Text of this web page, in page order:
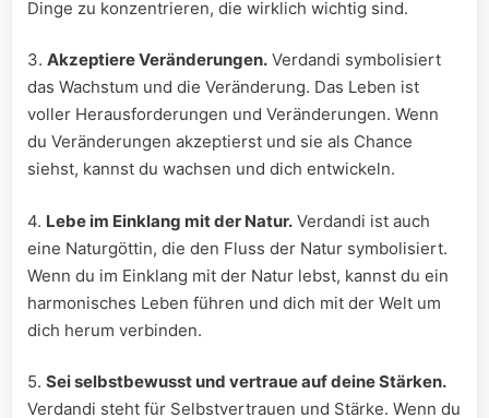
Dinge zu konzentrieren, die wirklich wichtig sind.
3. Akzeptiere Veränderungen. Verdandi symbolisiert
das Wachstum und die Veränderung. Das Leben ist
voller Herausforderungen und Veränderungen. Wenn
du Veränderungen akzeptierst und sie als Chance
siehst, kannst du wachsen und dich entwickeln.
4. Lebe im Einklang mit der Natur. Verdandi ist auch
eine Naturgöttin, die den Fluss der Natur symbolisiert.
Wenn du im Einklang mit der Natur lebst, kannst du ein
harmonisches Leben führen und dich mit der Welt um
dich herum verbinden.
5. Sei selbstbewusst und vertraue auf deine Stärken.
Verdandi steht für Selbstvertrauen und Stärke. Wenn du